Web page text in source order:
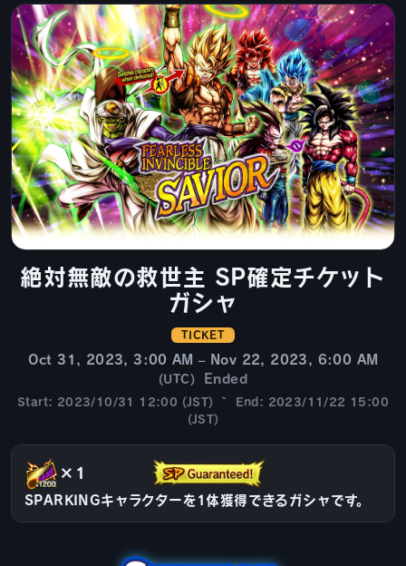
絶対無敵の救世主 SP確定チケット
ガシャ
TICKET
Oct 31, 2023, 3:00 AM – Nov 22, 2023, 6:00 AM
(UTC) Ended
Start: 2023/10/31 12:00 (JST) ~ End: 2023/11/22 15:00
(JST)
×1
SPARKINGキャラクターを1体獲得できるガシャです。